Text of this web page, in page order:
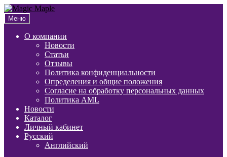
Перейти
к
навигации
Перейти
к
содержимому
Меню
О компании
Новости
Статьи
Отзывы
Политика конфиденциальности
Определения и общие положения
Согласие на обработку персональных данных
Политика AML
Новости
Каталог
Личный кабинет
Русский
Английский